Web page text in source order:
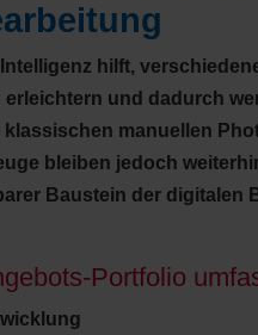
hilft,
erleichtern und dadurch
klassischen manuellen
bleiben jedoch
Baustein der digitalen
Portfolio